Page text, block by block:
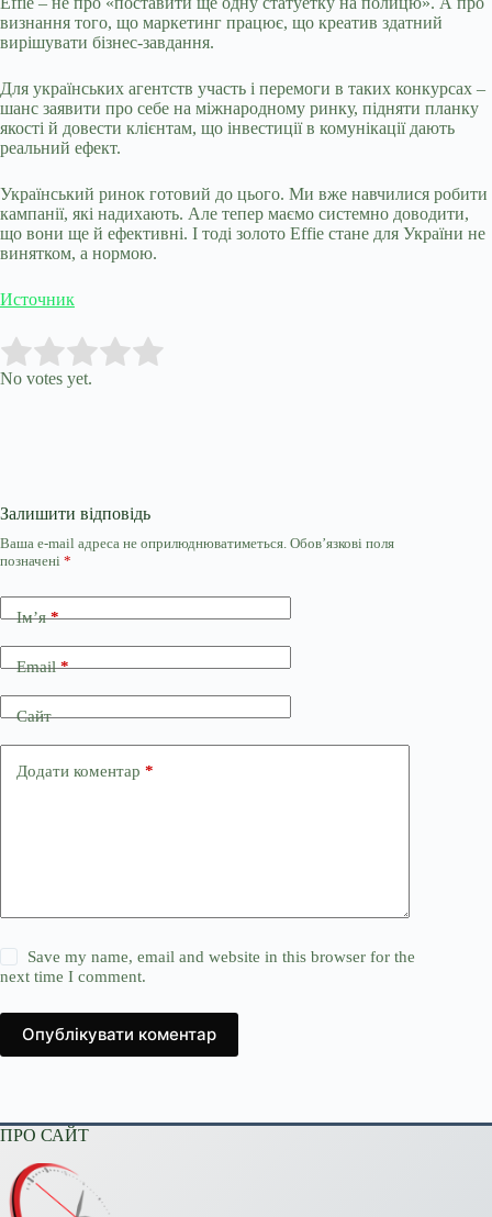
визнання того, що маркетинг працює, що креатив здатний
вирішувати бізнес-завдання.
Для українських агентств участь і перемоги в таких конкурсах –
шанс заявити про себе на міжнародному ринку, підняти планку
якості й довести клієнтам, що інвестиції в комунікації дають
реальний ефект.
Український ринок готовий до цього. Ми вже навчилися робити
кампанії, які надихають. Але тепер маємо системно доводити,
що вони ще й ефективні. І тоді золото Effie стане для України не
винятком, а нормою.
Источник
Rate this item:
No votes yet.
Залишити відповідь
Ваша e-mail адреса не оприлюднюватиметься. Обов’язкові поля
позначені *
Ім’я*
Email*
Сайт
Додати коментар *
Save my name, email and website in this browser for the
next time I comment.
Опублікувати коментар
ПРО САЙТ